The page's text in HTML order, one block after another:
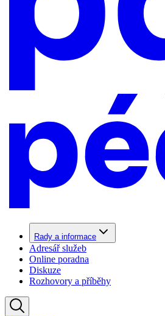
Rady a informace
Adresář služeb
Online poradna
Diskuze
Rozhovory a příběhy